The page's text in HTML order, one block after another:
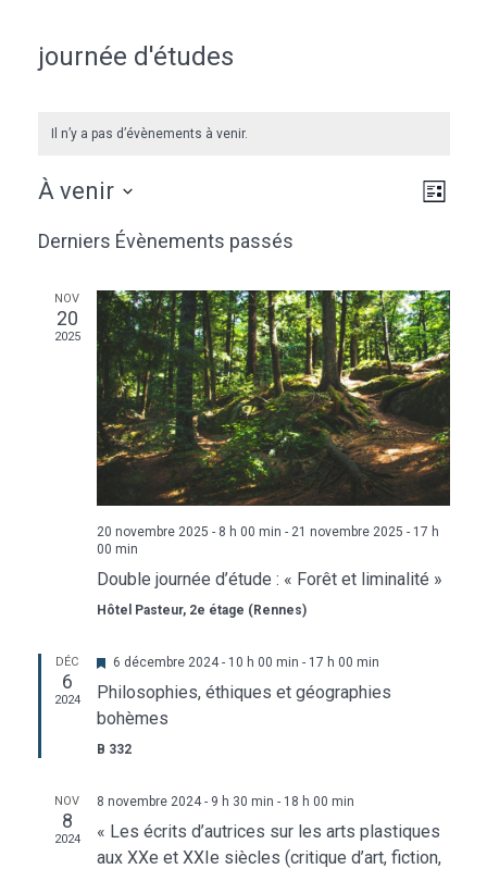
journée d'études
Il n’y a pas d’évènements à venir.
de
Liste
À venir
une
Derniers Évènements passés
NOV
20
2025
20 novembre 2025 - 8 h 00 min - 21 novembre 2025 - 17 h
00 min
Double journée d’étude : « Forêt et liminalité »
Hôtel Pasteur, 2e étage (Rennes)
DÉC
6
2024
Mis
avant
6 décembre 2024 - 10 h 00 min - 17 h 00 min
Philosophies, éthiques et géographies
bohèmes
B 332
NOV
8
2024
8 novembre 2024 - 9 h 30 min - 18 h 00 min
« Les écrits d’autrices sur les arts plastiques
aux XXe et XXIe siècles (critique d’art, fiction,